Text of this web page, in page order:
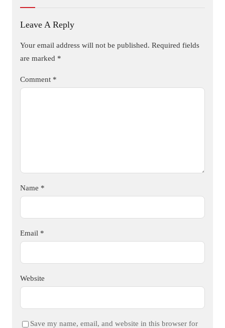
Leave A Reply
Your email address will not be published. Required fields
are marked *
Comment *
Name *
Email *
Website
Save my name, email, and website in this browser for